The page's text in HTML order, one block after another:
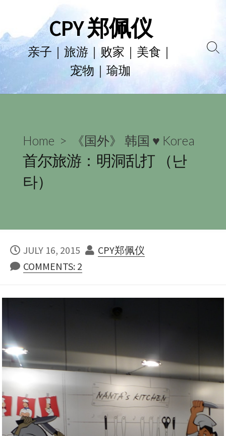
to
content
CPY 郑佩仪
亲子｜旅游｜败家｜美食｜
宠物｜瑜珈
Home > 《国外》 韩国 ♥ Korea
首尔旅游：明洞乱打 （난
타）
PUBLISHED
DATE
JULY 16, 2015 AUTHOR
CPY郑佩仪
COMMENTS: 2